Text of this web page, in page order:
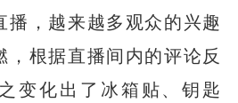
播，越来越多观众的兴趣
，根据直播间内的评论反
变化出了冰箱贴、钥匙